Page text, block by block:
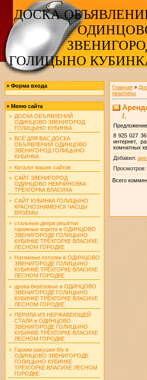
ДОСКА
ГОЛИЦЫНО
» Форма входа
» Меню сайта
ДОСКА ОБЪЯВЛЕНИЙ
ОДИНЦОВО ЗВЕНИГОРОД
ГОЛИЦЫНО КУБИНКА
ВСЁ ДЛЯ ВАС ДОСКА
ОБЪЯВЛЕНИЙ ОДИНЦОВО
ЗВЕНИГОРОД ГОЛИЦЫНО
КУБИНКА
Каталог ваших сайтов
САЙТ ЗВЕНИГОРОД
ОДИНЦОВО НЕМЧИНОВКА
ТРЁХГОРКА ВЛАСИХА
САЙТ КУБИНКА ГОЛИЦЫНО
КРАСНОЗНАМЕНСК ЧАСЦЫ
ВЯЗЁМЫ
стальные двери решётки
гаражные ворота в ОДИНЦОВО
ЗВЕНИГОРОДЕ ГОЛИЦЫНО
КУБИНКЕ ТРЁХГОРКЕ ВЛАСИХЕ
ЛЕСНОМ ГОРОДКЕ
Натяжные потолки в ОДИНЦОВО
ЗВЕНИГОРОДЕ ГОЛИЦЫНО
КУБИНКЕ ТРЁХГОРКЕ ВЛАСИХЕ
ЛЕСНОМ ГОРОДКЕ
дрова берёзовые в ОДИНЦОВО
ЗВЕНИГОРОДЕ ГОЛИЦЫНО
КУБИНКЕ ТРЁХГОРКЕ ВЛАСИХЕ
ЛЕСНОМ ГОРОДКЕ
ПЕРИЛА ИЗ НЕРЖАВЕЮЩЕЙ
СТАЛИ в ОДИНЦОВО
ЗВЕНИГОРОДЕ ГОЛИЦЫНО
КУБИНКЕ ТРЁХГОРКЕ ВЛАСИХЕ
ЛЕСНОМ ГОРОДКЕ
Гаражи ракушки б/у в
ОДИНЦОВО ЗВЕНИГОРОДЕ
ГОЛИЦЫНО КУБИНКЕ
ТРЁХГОРКЕ ВЛАСИХЕ ЛЕСНОМ
ГОРОДКЕ
Главная»
квартиры
/.
8 925 027
интернет,
комнатных
Добавил:
Просмотров:
Всего